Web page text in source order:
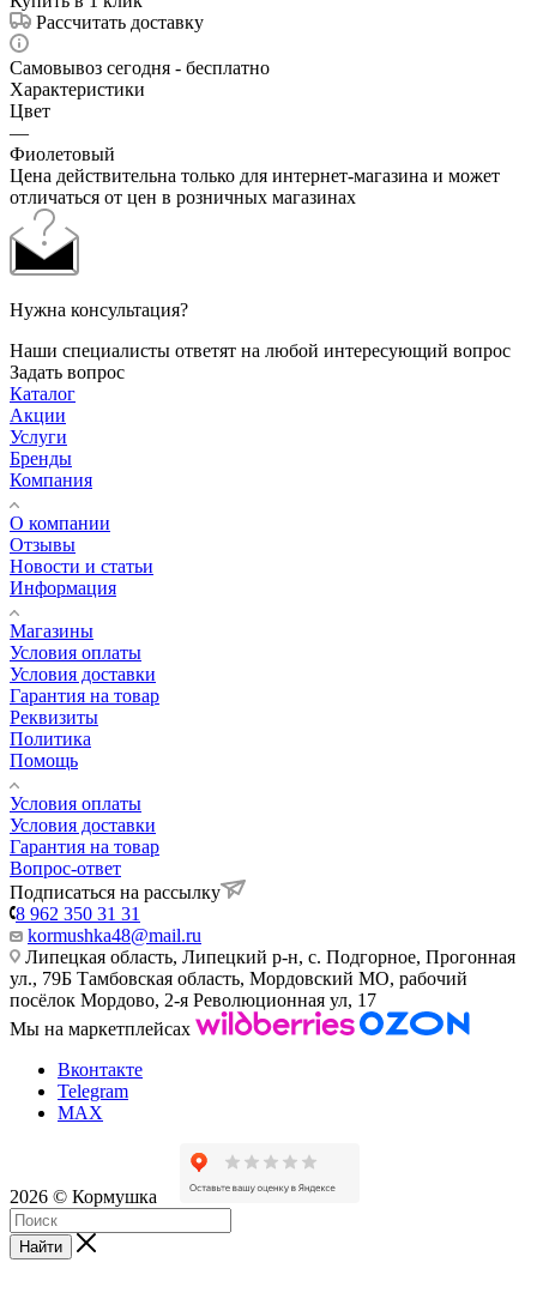
Рассчитать доставку
Самовывоз сегодня - бесплатно
Характеристики
Цвет
—
Фиолетовый
Цена действительна только для интернет-магазина и может
отличаться от цен в розничных магазинах
Нужна консультация?
Наши специалисты ответят на любой интересующий вопрос
Задать вопрос
Каталог
Акции
Услуги
Бренды
Компания
О компании
Отзывы
Новости и статьи
Информация
Магазины
Условия оплаты
Условия доставки
Гарантия на товар
Реквизиты
Политика
Помощь
Условия оплаты
Условия доставки
Гарантия на товар
Вопрос-ответ
Подписаться на рассылку
8 962 350 31 31
kormushka48@mail.ru
Липецкая область, Липецкий р-н, с. Подгорное, Прогонная
ул., 79Б Тамбовская область, Мордовский МО, рабочий
посёлок Мордово, 2-я Революционная ул, 17
Мы на маркетплейсах
Вконтакте
Telegram
MAX
2026 © Кормушка
Найти